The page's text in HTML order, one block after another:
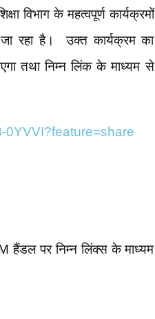
विभाग के महत्वपूर्ण कार्यक्रमों
रहा है। उक्त कार्यक्रम का
तथा निम्न लिंक के माध्यम से
0YVVI?feature=share
हैंडल पर निम्न लिंक्स के माध्यम